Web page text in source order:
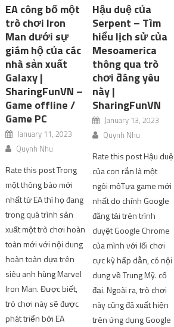
EA công bố một
trò chơi Iron
Man dưới sự
giám hộ của các
nhà sản xuất
Galaxy |
SharingFunVN –
Game offline /
Game PC
January 11, 2023
Quynh Nhu
Rate this post Trong
một thông báo mới
nhất từ EA thì họ đang
trong quá trình sản
xuất một trò chơi hoàn
toàn mới với nội dung
hoàn toàn dựa trên
siêu anh hùng Marvel
Iron Man. Được biết,
trò chơi này sẽ được
phát triển bởi EA
Hậu duệ của
Serpent – Tìm
hiểu lịch sử của
Mesoamerica
thông qua trò
chơi đáng yêu
này |
SharingFunVN
January 13, 2023
Quynh Nhu
Rate this post Hậu duệ
của con rắn là một
ngôi mộTựa game mới
nhất do chính Google
đăng tải trên trình
duyệt Google Chrome
của mình với lối chơi
cực kỳ hấp dẫn, có nội
dung về Trung Mỹ. cổ
đại. Ngoài ra, trò chơi
này cũng đã xuất hiện
trên ứng dụng Google